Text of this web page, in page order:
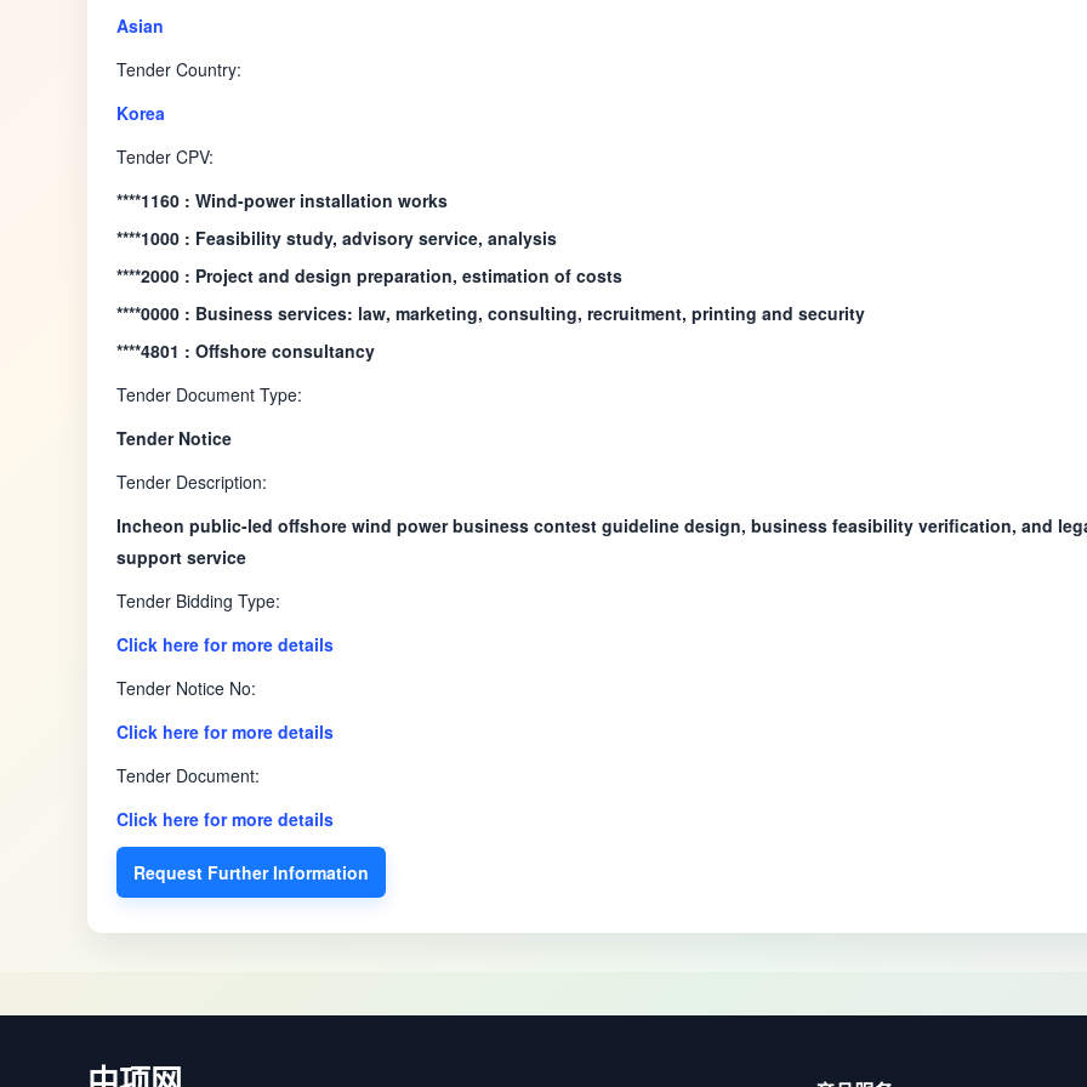
Asian
Tender Country:
Korea
Tender CPV:
****1160 : Wind-power installation works
****1000 : Feasibility study, advisory service, analysis
****2000 : Project and design preparation, estimation of costs
****0000 : Business services: law, marketing, consulting, recruitment, printing and security
****4801 : Offshore consultancy
Tender Document Type:
Tender Notice
Tender Description:
Incheon public-led offshore wind power business contest guideline design, business feasibility verification, and
support service
Tender Bidding Type:
Click here for more details
Tender Notice No:
Click here for more details
Tender Document:
Click here for more details
Request Further Information